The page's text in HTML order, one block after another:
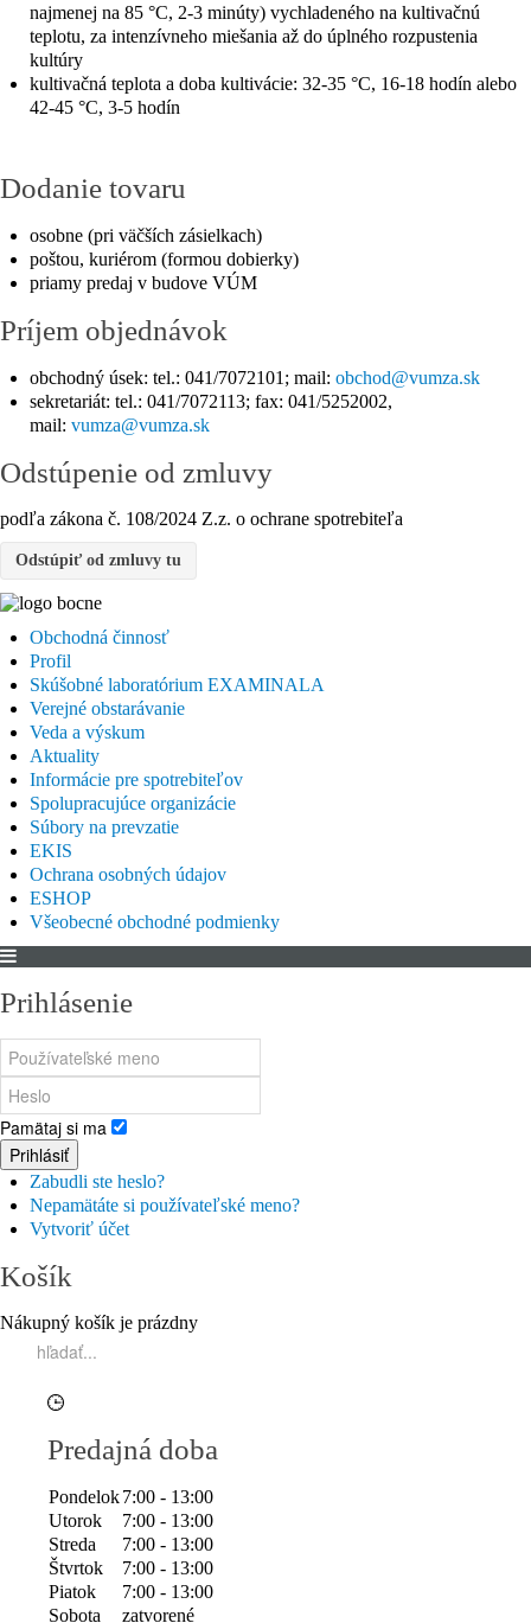
najmenej na 85 °C, 2-3 minúty) vychladeného na kultivačnú
teplotu, za intenzívneho miešania až do úplného rozpustenia
kultúry
kultivačná teplota a doba kultivácie: 32-35 °C, 16-18 hodín alebo
42-45 °C, 3-5 hodín
Dodanie tovaru
osobne (pri väčších zásielkach)
poštou, kuriérom (formou dobierky)
priamy predaj v budove VÚM
Príjem objednávok
obchodný úsek: tel.: 041/7072101; mail:
sekretariát: tel.: 041/7072113; fax: 041/5252002,
mail:
Odstúpenie od zmluvy
podľa zákona č. 108/2024 Z.z. o ochrane spotrebiteľa
Odstúpiť od zmluvy tu
Obchodná činnosť
Profil
Skúšobné laboratórium EXAMINALA
Verejné obstarávanie
Veda a výskum
Aktuality
Informácie pre spotrebiteľov
Spolupracujúce organizácie
Súbory na prevzatie
EKIS
Ochrana osobných údajov
ESHOP
Všeobecné obchodné podmienky
Prihlásenie
Pamätaj si ma
Prihlásiť
Zabudli ste heslo?
Nepamätáte si používateľské meno?
Vytvoriť účet
Košík
Nákupný košík je prázdny
Predajná doba
Pondelok7:00 - 13:00
Utorok
7:00 - 13:00
Streda
7:00 - 13:00
Štvrtok
7:00 - 13:00
Piatok
7:00 - 13:00
Sobota
zatvorené